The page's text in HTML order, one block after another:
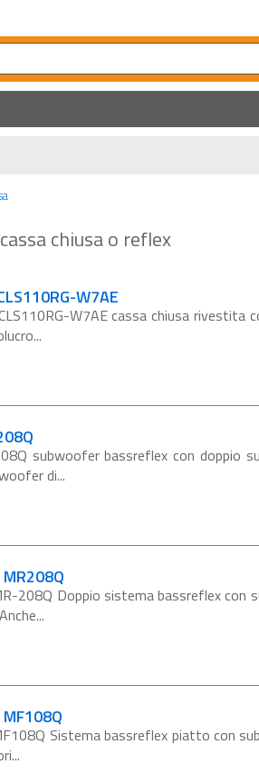
chiusa o reflex
W7AE
W7AE cassa chiusa
subwoofer bassreflex con
di...
MR208Q
208Q Doppio sistema bassreflex con
MF108Q
Sistema bassreflex piatto con